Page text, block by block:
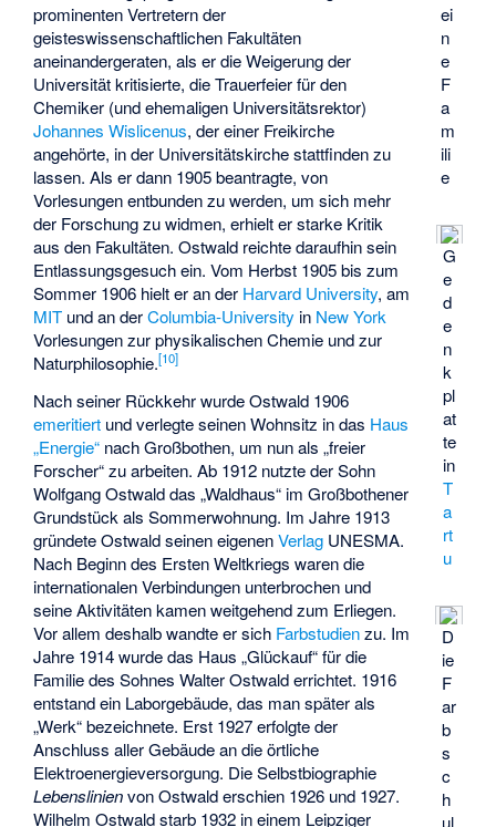
ei
n
e
F
a
m
ili
e
G
e
d
e
n
k
pl
at
te
in
T
a
rt
u
prominenten Vertretern der
geisteswissenschaftlichen Fakultäten
aneinandergeraten, als er die Weigerung der
Universität kritisierte, die Trauerfeier für den
Chemiker (und ehemaligen Universitätsrektor)
Johannes Wislicenus, der einer Freikirche
angehörte, in der Universitätskirche stattfinden zu
lassen. Als er dann 1905 beantragte, von
Vorlesungen entbunden zu werden, um sich mehr
der Forschung zu widmen, erhielt er starke Kritik
aus den Fakultäten. Ostwald reichte daraufhin sein
Entlassungsgesuch ein. Vom Herbst 1905 bis zum
Sommer 1906 hielt er an der Harvard University, am
MIT und an derColumbia-University in New York
Vorlesungen zur physikalischen Chemie und zur
Naturphilosophie.[10]
D
ie
F
ar
b
s
c
h
Nach seiner Rückkehr wurde Ostwald 1906
emeritiert und verlegte seinen Wohnsitz in das Haus
„Energie“ nach Großbothen, um nun als „freier
Forscher“ zu arbeiten. Ab 1912 nutzte der Sohn
Wolfgang Ostwald das „Waldhaus“ im Großbothener
Grundstück als Sommerwohnung. Im Jahre 1913
gründete Ostwald seinen eigenenVerlag UNESMA.
Nach Beginn des Ersten Weltkriegs waren die
internationalen Verbindungen unterbrochen und
seine Aktivitäten kamen weitgehend zum Erliegen.
Vor allem deshalb wandte er sich Farbstudienzu. Im
Jahre 1914 wurde das Haus „Glückauf“ für die
Familie des Sohnes Walter Ostwald errichtet. 1916
entstand ein Laborgebäude, das man später als
„Werk“ bezeichnete. Erst 1927 erfolgte der
Anschluss aller Gebäude an die örtliche
Elektroenergieversorgung. Die Selbstbiographie
Lebenslinienvon Ostwald erschien 1926 und 1927.
Wilhelm Ostwald starb 1932 in einem Leipziger